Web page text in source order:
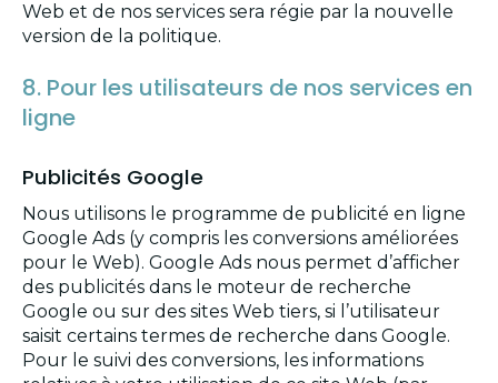
Web et de nos services sera régie par la nouvelle
version de la politique.
8. Pour les utilisateurs de nos services en
ligne
Publicités Google
Nous utilisons le programme de publicité en ligne
Google Ads (y compris les conversions améliorées
pour le Web). Google Ads nous permet d’afficher
des publicités dans le moteur de recherche
Google ou sur des sites Web tiers, si l’utilisateur
saisit certains termes de recherche dans Google.
Pour le suivi des conversions, les informations